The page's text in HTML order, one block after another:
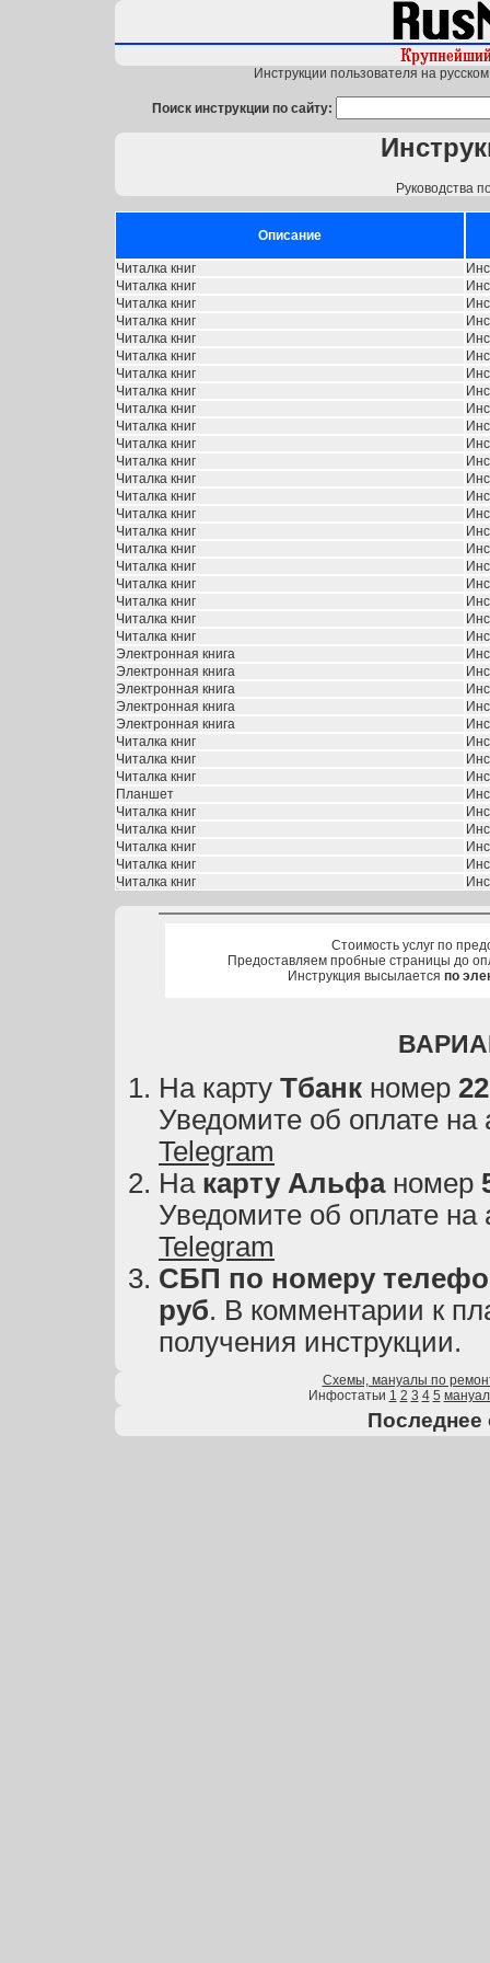
Инструкции пользователя на
Поиск инструкции по сайту:
Руководства
Описание
Читалка книг
Читалка книг
Читалка книг
Читалка книг
Читалка книг
Читалка книг
Читалка книг
Читалка книг
Читалка книг
Читалка книг
Читалка книг
Читалка книг
Читалка книг
Читалка книг
Читалка книг
Читалка книг
Читалка книг
Читалка книг
Читалка книг
Читалка книг
Читалка книг
Читалка книг
Электронная книга
Электронная книга
Электронная книга
Электронная книга
Электронная книга
Читалка книг
Читалка книг
Читалка книг
Планшет
Читалка книг
Читалка книг
Читалка книг
Читалка книг
Читалка книг
Стоимость услуг по
Предоставляем пробные страницы до
Инструкция высылается по
На карту Тбанк номер
Уведомите об оплате на
Telegram
На карту Альфаномер
Уведомите об оплате на
Telegram
СБП по номеру
руб. В комментарии к
получения инструкции.
Схемы, мануалы по
Инфостатьи 1 2 3 4 5